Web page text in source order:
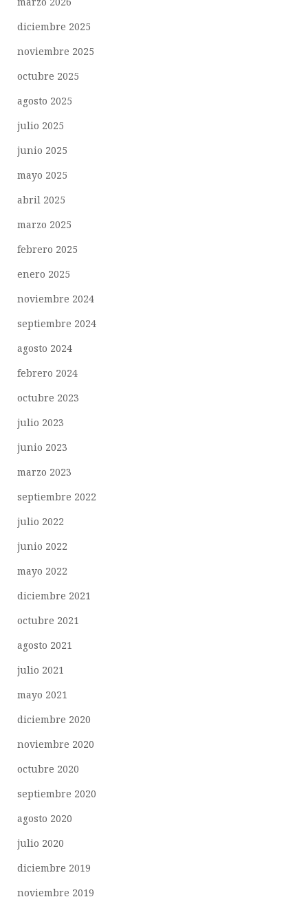
diciembre 2025
noviembre 2025
octubre 2025
agosto 2025
julio 2025
junio 2025
mayo 2025
abril 2025
marzo 2025
febrero 2025
enero 2025
noviembre 2024
septiembre 2024
agosto 2024
febrero 2024
octubre 2023
julio 2023
junio 2023
marzo 2023
septiembre 2022
julio 2022
junio 2022
mayo 2022
diciembre 2021
octubre 2021
agosto 2021
julio 2021
mayo 2021
diciembre 2020
noviembre 2020
octubre 2020
septiembre 2020
agosto 2020
julio 2020
diciembre 2019
noviembre 2019